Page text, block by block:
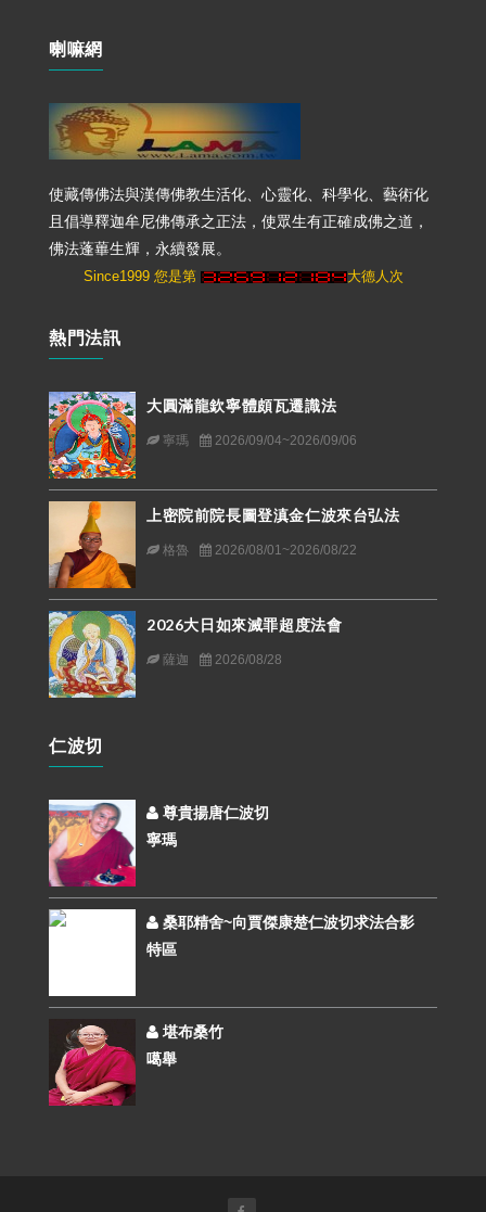
喇嘛網
使藏傳佛法與漢傳佛教生活化、心靈化、科學化、藝術化
且倡導釋迦牟尼佛傳承之正法，使眾生有正確成佛之道，
佛法蓬蓽生輝，永續發展。
Since1999 您是第 大德人次
熱門法訊
大圓滿龍欽寧體頗瓦遷識法
寧瑪 2026/09/04~2026/09/06
上密院前院長圖登滇金仁波來台弘法
格魯 2026/08/01~2026/08/22
2026大日如來滅罪超度法會
薩迦 2026/08/28
仁波切
尊貴揚唐仁波切
寧瑪
桑耶精舍~向賈傑康楚仁波切求法合影
特區
堪布桑竹
噶舉